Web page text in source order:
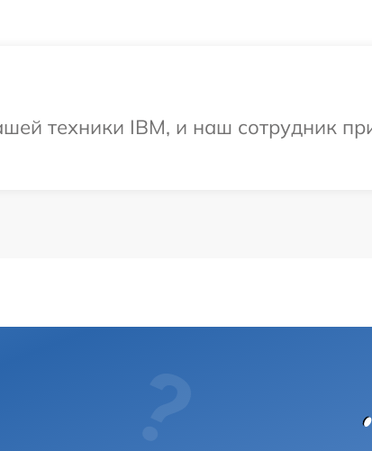
техники IBM, и наш сотрудник